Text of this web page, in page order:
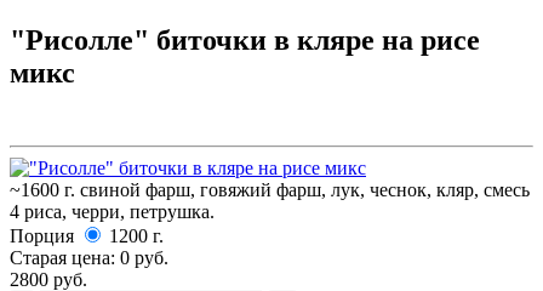
"Рисолле" биточки в кляре на рисе
микс
~1600 г. свиной фарш, говяжий фарш, лук, чеснок, кляр, смесь
4 риса, черри, петрушка.
Порция
1200 г.
Старая цена: 0 руб.
2800 руб.